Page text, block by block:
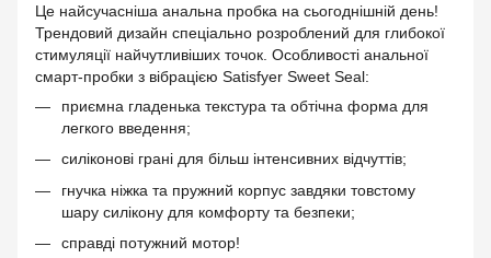
Це найсучасніша анальна пробка на сьогоднішній день!
Трендовий дизайн спеціально розроблений для глибокої
стимуляції найчутливіших точок. Особливості анальної
смарт-пробки з вібрацією Satisfyer Sweet Seal:
приємна гладенька текстура та обтічна форма для
легкого введення;
силіконові грані для більш інтенсивних відчуттів;
гнучка ніжка та пружний корпус завдяки товстому
шару силікону для комфорту та безпеки;
справді потужний мотор!